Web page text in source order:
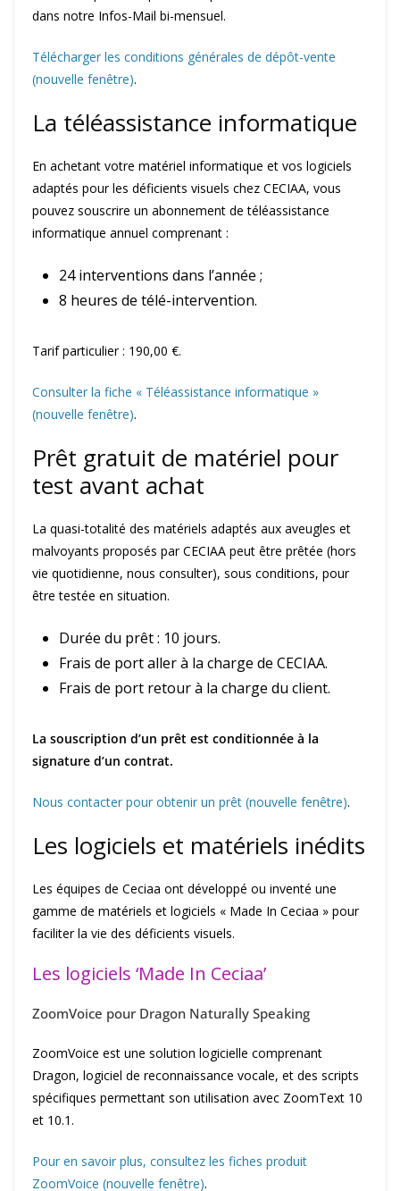
dans notre Infos-Mail bi-mensuel.
Télécharger les conditions générales de dépôt-vente
(nouvelle fenêtre).
La téléassistance informatique
En achetant votre matériel informatique et vos logiciels
adaptés pour les déficients visuels chez CECIAA, vous
pouvez souscrire un abonnement de téléassistance
informatique annuel comprenant :
24 interventions dans l’année ;
8 heures de télé-intervention.
Tarif particulier : 190,00 €.
Consulter la fiche « Téléassistance informatique »
(nouvelle fenêtre).
Prêt gratuit de matériel pour
test avant achat
La quasi-totalité des matériels adaptés aux aveugles et
malvoyants proposés par CECIAA peut être prêtée (hors
vie quotidienne, nous consulter), sous conditions, pour
être testée en situation.
Durée du prêt : 10 jours.
Frais de port aller à la charge de CECIAA.
Frais de port retour à la charge du client.
La souscription d’un prêt est conditionnée à la
signature d’un contrat.
Nous contacter pour obtenir un prêt (nouvelle fenêtre).
Les logiciels et matériels inédits
Les équipes de Ceciaa ont développé ou inventé une
gamme de matériels et logiciels « Made In Ceciaa » pour
faciliter la vie des déficients visuels.
Les logiciels ‘Made In Ceciaa’
ZoomVoice pour Dragon Naturally Speaking
ZoomVoice est une solution logicielle comprenant
Dragon, logiciel de reconnaissance vocale, et des scripts
spécifiques permettant son utilisation avec ZoomText 10
et 10.1.
Pour en savoir plus, consultez les fiches produit
ZoomVoice (nouvelle fenêtre).